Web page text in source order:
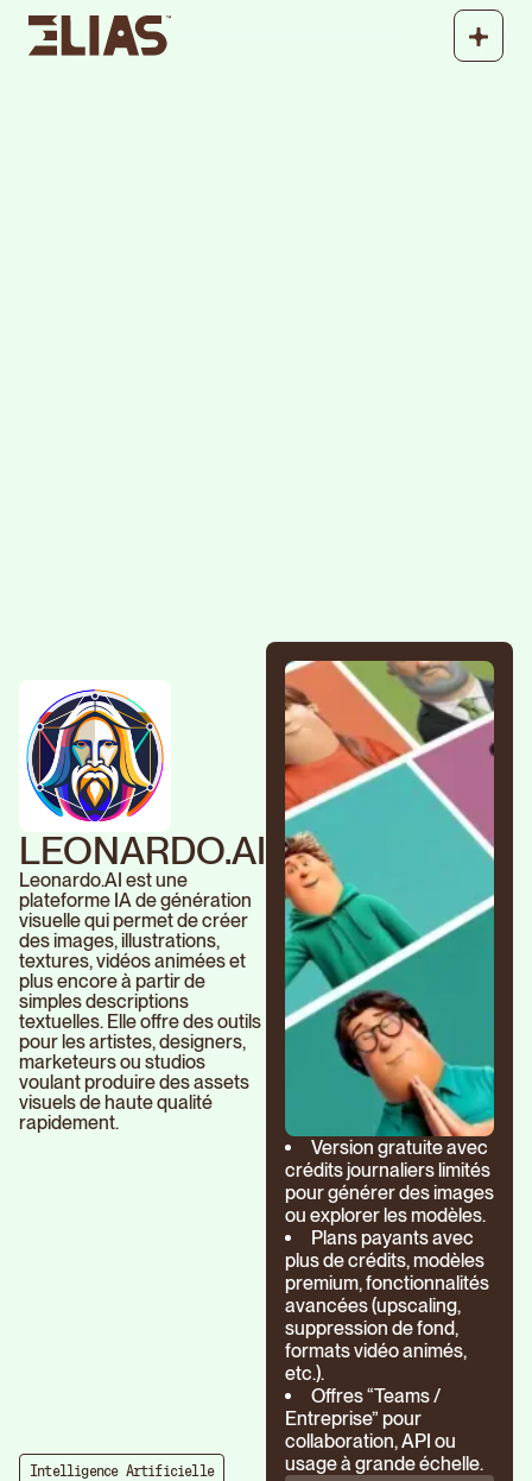
LEONARDO.AI
Leonardo.AI est une
plateforme IA de génération
visuelle qui permet de créer
des images, illustrations,
textures, vidéos animées et
plus encore à partir de
simples descriptions
textuelles. Elle offre des outils
pour les artistes, designers,
marketeurs ou studios
voulant produire des assets
visuels de haute qualité
rapidement.
Intelligence Artificielle
Version gratuite avec
crédits journaliers limités
pour générer des images
ou explorer les modèles.
Plans payants avec
plus de crédits, modèles
premium, fonctionnalités
avancées (upscaling,
suppression de fond,
formats vidéo animés,
etc.).
Offres “Teams /
Entreprise” pour
collaboration, API ou
usage à grande échelle.